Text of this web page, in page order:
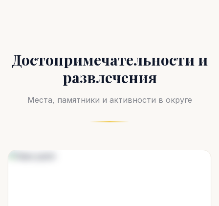
Достопримечательности и
развлечения
Места, памятники и активности в округе